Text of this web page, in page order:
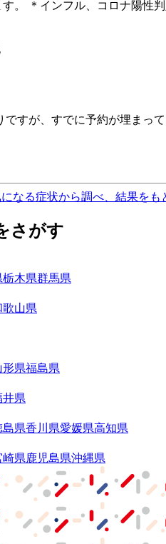
。 ＊インフル、コロナ陽性
すが、すでに予約が埋まっ
なる症状から調べ、結果を
さがす
栃木県群馬県
歌山県
形県福島県
井県
島県香川県愛媛県高知県
崎県鹿児島県沖縄県